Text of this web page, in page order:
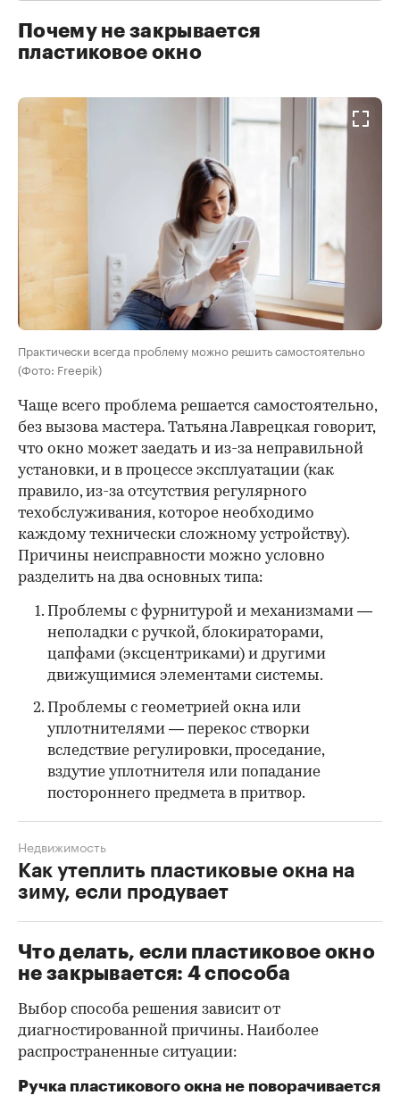
Почему не закрывается
пластиковое окно
Практически всегда проблему можно решить самостоятельно
(Фото: Freepik)
Чаще всего проблема решается самостоятельно,
без вызова мастера. Татьяна Лаврецкая говорит,
что окно может заедать и из-за неправильной
установки, и в процессе эксплуатации (как
правило, из-за отсутствия регулярного
техобслуживания, которое необходимо
каждому технически сложному устройству).
Причины неисправности можно условно
разделить на два основных типа:
Проблемы с фурнитурой и механизмами —
неполадки с ручкой, блокираторами,
цапфами (эксцентриками) и другими
движущимися элементами системы.
Проблемы с геометрией окна или
уплотнителями — перекос створки
вследствие регулировки, проседание,
вздутие уплотнителя или попадание
постороннего предмета в притвор.
Как утеплить пластиковые окна на
зиму, если продувает
Недвижимость
Что делать, если пластиковое окно
не закрывается: 4 способа
Выбор способа решения зависит от
диагностированной причины. Наиболее
распространенные ситуации:
Ручка пластикового окна не поворачивается